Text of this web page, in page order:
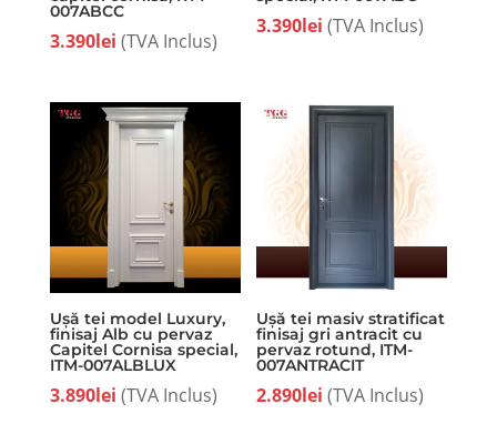
007ABCC
3.390lei (TVA Inclus)
3.390lei (TVA Inclus)
Ușă tei model Luxury,
finisaj Alb cu pervaz
Capitel Cornisa special,
ITM-007ALBLUX
3.890lei (TVA Inclus)
Ușă tei masiv stratificat
finisaj gri antracit cu
pervaz rotund, ITM-
007ANTRACIT
2.890lei (TVA Inclus)